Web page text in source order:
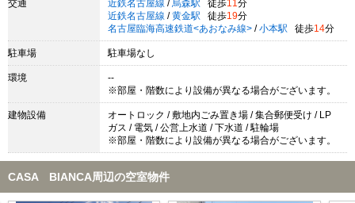
交通 近鉄名古屋線 / 烏森駅 徒歩11 分
近鉄名古屋線 / 黄金駅 徒歩19分
名古屋臨海高速鉄道<あおなみ線> / 小本駅 徒歩14分
駐車場 駐車場なし
環境
--
※部屋・階数により設備が異なる場合がございます。
建物設備
オートロック / 敷地内ごみ置き場 / 集合郵便受け / LP
ガス / 電気 / 公営上水道 / 下水道 / 駐輪場
※部屋・階数により設備が異なる場合がございます。
CASA BIANCA周辺の空室物件